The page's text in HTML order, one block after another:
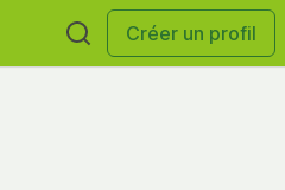
Créer un profil